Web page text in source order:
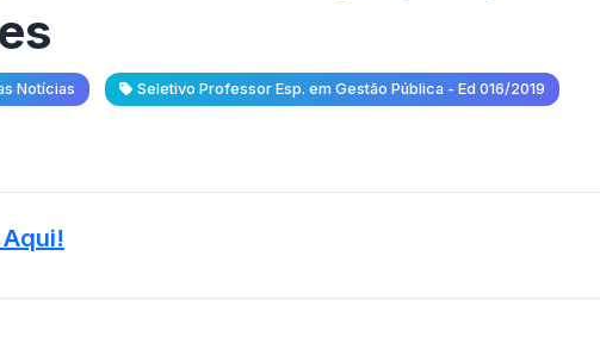
Notícias Seletivo Professor Esp. em Gestão Pública - Ed 016/2019